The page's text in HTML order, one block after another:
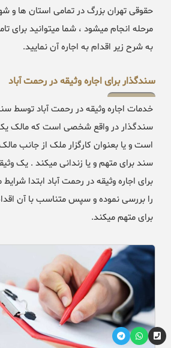
مرحله انجام میشود ، شما میتوانید برای
به شرح زیر اقدام به اجاره آن نمایید.
سندگذار برای اجاره وثیقه در رحمت آباد
خدمات اجاره وثیقه در رحمت آباد توسط
سندگذار در واقع شخصی است که مالک
است و یا بعنوان کارگزار ملک از جانب
سند برای متهم و یا زندانی میکند . یک
برای اجاره وثیقه در رحمت آباد ابتدا
را بررسی نموده و سپس متناسب با آن
برای متهم میکند.